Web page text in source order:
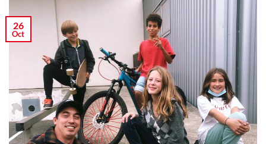
26
Oct